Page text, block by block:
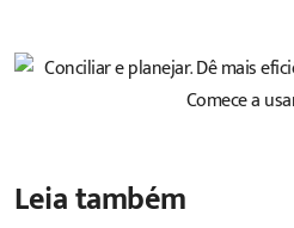
Leia também